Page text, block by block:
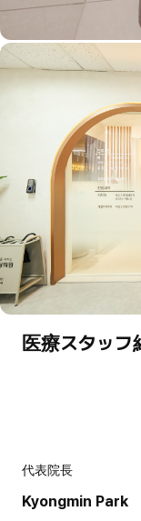
医療スタッフ
代表院長
Kyongmin Park